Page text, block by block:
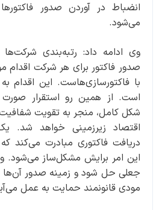
انضباط در آوردن صدور
می‌شود.
وی ادامه داد: رتبه‌بندی شرکت‌ها
صدور فاکتور برای هر شرکت اقدام
با فاکتورسازی‌هاست. این اقدام
است. از همین رو استقرار
شکل کامل، منجر به تقویت شفافیت
اقتصاد زیرزمینی خواهد شد.
دریافت فاکتوری مبادرت می‌کند
این امر برایش مشکل‌ساز می‌شود.
جعلی حل شود و زمینه صدور آن‌ها
مودی قانونمند حمایت به عمل